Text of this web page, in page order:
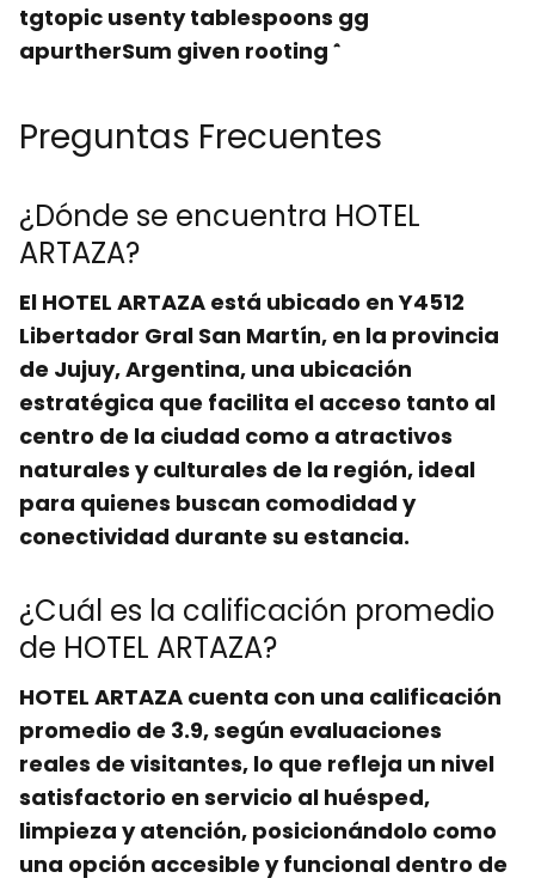
tgtopic usenty tablespoons gg
apurtherSum given rooting 𝆳
Preguntas Frecuentes
¿Dónde se encuentra HOTEL
ARTAZA?
El HOTEL ARTAZA está ubicado en Y4512
Libertador Gral San Martín, en la provincia
de Jujuy, Argentina, una ubicación
estratégica que facilita el acceso tanto al
centro de la ciudad como a atractivos
naturales y culturales de la región, ideal
para quienes buscan comodidad y
conectividad durante su estancia.
¿Cuál es la calificación promedio
de HOTEL ARTAZA?
HOTEL ARTAZA cuenta con una calificación
promedio de 3.9, según evaluaciones
reales de visitantes, lo que refleja un nivel
satisfactorio en servicio al huésped,
limpieza y atención, posicionándolo como
una opción accesible y funcional dentro de